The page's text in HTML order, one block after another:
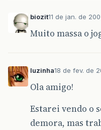
biozit11 de jan. de
Muito massa o
luzinha18 de fev. de
Ola amigo!
Estarei vendo o
demora, mas